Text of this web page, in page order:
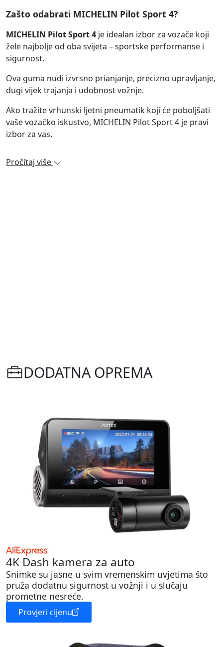
Zašto odabrati MICHELIN Pilot Sport 4?
MICHELIN Pilot Sport 4 je idealan izbor za vozače koji
žele najbolje od oba svijeta – sportske performanse i
sigurnost.
Ova guma nudi izvrsno prianjanje, precizno upravljanje,
dugi vijek trajanja i udobnost vožnje.
Ako tražite vrhunski ljetni pneumatik koji će poboljšati
vaše vozačko iskustvo, MICHELIN Pilot Sport 4 je pravi
izbor za vas.
Pročitaj više
DODATNA OPREMA
4K Dash kamera za auto
Snimke su jasne u svim vremenskim uvjetima što
pruža dodatnu sigurnost u vožnji i u slučaju
prometne nesreće.
Provjeri cijenu